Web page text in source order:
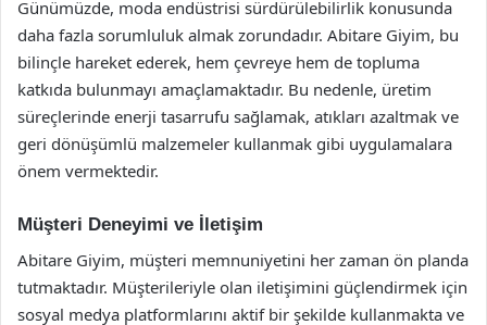
Günümüzde, moda endüstrisi sürdürülebilirlik konusunda
daha fazla sorumluluk almak zorundadır. Abitare Giyim, bu
bilinçle hareket ederek, hem çevreye hem de topluma
katkıda bulunmayı amaçlamaktadır. Bu nedenle, üretim
süreçlerinde enerji tasarrufu sağlamak, atıkları azaltmak ve
geri dönüşümlü malzemeler kullanmak gibi uygulamalara
önem vermektedir.
Müşteri Deneyimi ve İletişim
Abitare Giyim, müşteri memnuniyetini her zaman ön planda
tutmaktadır. Müşterileriyle olan iletişimini güçlendirmek için
sosyal medya platformlarını aktif bir şekilde kullanmakta ve